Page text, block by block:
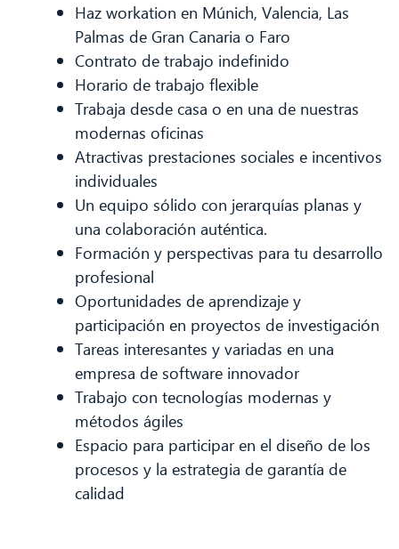
Haz workation en Múnich, Valencia, Las
Palmas de Gran Canaria o Faro
Contrato de trabajo indefinido
Horario de trabajo flexible
Trabaja desde casa o en una de nuestras
modernas oficinas
Atractivas prestaciones sociales e incentivos
individuales
Un equipo sólido con jerarquías planas y
una colaboración auténtica.
Formación y perspectivas para tu desarrollo
profesional
Oportunidades de aprendizaje y
participación en proyectos de investigación
Tareas interesantes y variadas en una
empresa de software innovador
Trabajo con tecnologías modernas y
métodos ágiles
Espacio para participar en el diseño de los
procesos y la estrategia de garantía de
calidad